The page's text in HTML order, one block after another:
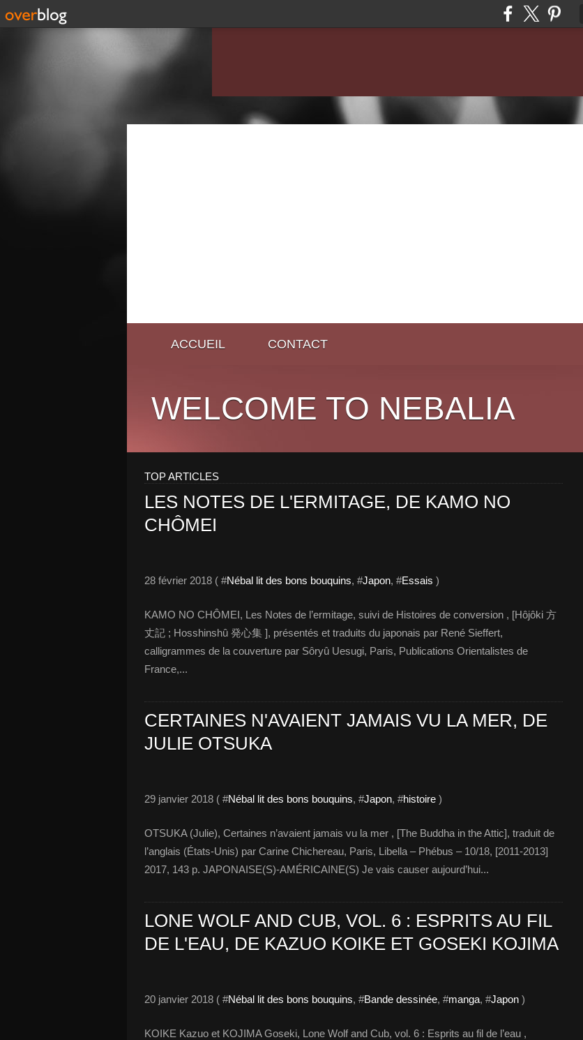
ACCUEIL CONTACT
WELCOME TO NEBALIA
TOP ARTICLES
LES NOTES DE L'ERMITAGE, DE KAMO NO
CHÔMEI
28 février 2018 ( #Nébal lit des bons bouquins, #Japon, #Essais )
KAMO NO CHÔMEI, Les Notes de l’ermitage, suivi de Histoires de conversion , [Hôjôki 方
丈記 ; Hosshinshû 発心集 ], présentés et traduits du japonais par René Sieffert,
calligrammes de la couverture par Sôryû Uesugi, Paris, Publications Orientalistes de
France,...
CERTAINES N'AVAIENT JAMAIS VU LA MER, DE
JULIE OTSUKA
29 janvier 2018 ( #Nébal lit des bons bouquins, #Japon, #histoire )
OTSUKA (Julie), Certaines n’avaient jamais vu la mer , [The Buddha in the Attic], traduit de
l’anglais (États-Unis) par Carine Chichereau, Paris, Libella – Phébus – 10/18, [2011-2013]
2017, 143 p. JAPONAISE(S)-AMÉRICAINE(S) Je vais causer aujourd’hui...
LONE WOLF AND CUB, VOL. 6 : ESPRITS AU FIL
DE L'EAU, DE KAZUO KOIKE ET GOSEKI KOJIMA
20 janvier 2018 ( #Nébal lit des bons bouquins, #Bande dessinée, #manga, #Japon )
KOIKE Kazuo et KOJIMA Goseki, Lone Wolf and Cub, vol. 6 : Esprits au fil de l’eau ,